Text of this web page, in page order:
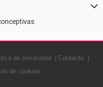
de privacidad
Contacto
de cookies